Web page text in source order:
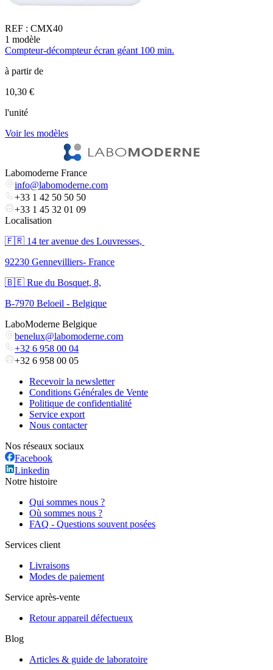
REF : CMX40
1 modèle
Compteur-décompteur écran géant 100 min.
à partir de
10,30 €
l'unité
Voir les modèles
Labomoderne France
info@labomoderne.com
+33 1 42 50 50 50
+33 1 45 32 01 09
Localisation
🇫🇷 ​14 ter avenue des Louvresses,
92230 Gennevilliers- France
🇧🇪 Rue du Bosquet, 8,
B-7970 Beloeil - Belgique
LaboModerne Belgique
benelux@labomoderne.com
+32 6 958 00 04
+32 6 958 00 05
Recevoir la newsletter
Conditions Générales de Vente
Politique de confidentialité
Service export
Nous contacter
Nos réseaux sociaux
Facebook
Linkedin
Notre histoire
Qui sommes nous ?
Où sommes nous ?
FAQ - Questions souvent posées
Services client
Livraisons
Modes de paiement
Service après-vente
Retour appareil défectueux
Blog
Articles & guide de laboratoire